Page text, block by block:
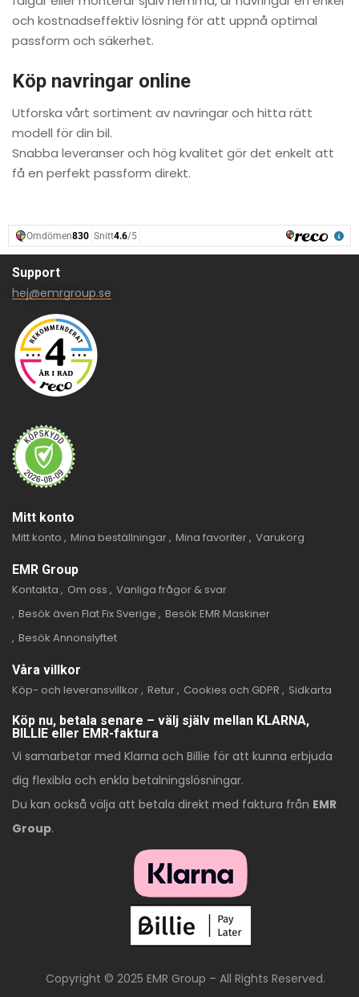
och kostnadseffektiv lösning för att uppnå optimal
passform och säkerhet.
Köp navringar online
Utforska vårt sortiment av navringar och hitta rätt
modell för din bil.
Snabba leveranser och hög kvalitet gör det enkelt att
få en perfekt passform direkt.
Support
hej@emrgroup.se
Mitt konto
Mitt konto
Mina beställningar Mina favoriter Varukorg
EMR Group
Kontakta
Om oss
Vanliga frågor & svar
Besök även Flat Fix Sverige
Besök EMR Maskiner
Besök Annonslyftet
Våra villkor
Köp- och leveransvillkor Retur Cookies och GDPR
Sidkarta
Köp nu, betala senare – välj själv mellan KLARNA,
BILLIE eller EMR-faktura
Vi samarbetar med Klarna och Billie för att kunna erbjuda
dig flexibla och enkla betalningslösningar.
Du kan också välja att betala direkt med faktura från EMR
Group.
Copyright © 2025 EMR Group – All Rights Reserved.